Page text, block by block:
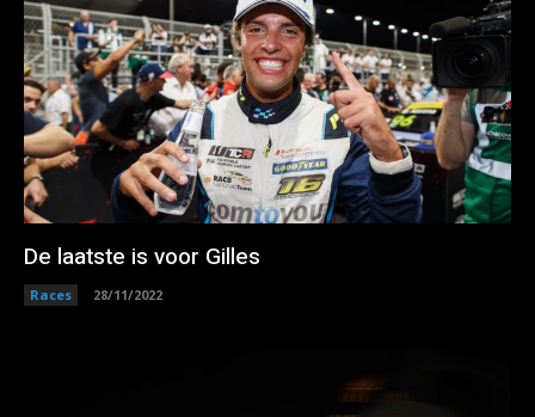
De laatste is voor Gilles
Races 28/11/2022